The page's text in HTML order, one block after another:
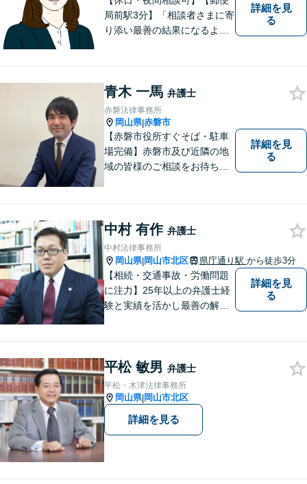
局前駅3分】「相談者さまに寄
り添い最善の結果になるよう
よる不当な取り調べや身体拘
束から、依頼者さまの利益を
守ります【完全個室相談】
詳細を見
る
青木 一馬 弁護士
赤磐法律事務所
岡山県|赤磐市
【赤磐市役所すぐそば・駐車
場完備】赤磐市及び近隣の地
域の皆様のご相談をお待ちし
詳細を見
る
中村 有作 弁護士
中村法律事務所
岡山県|岡山市北区 県庁通り駅 から徒歩3分
【相続・交通事故・労働問題
に注力】25年以上の弁護士経
験と実績を活かし最善の解決
詳細を見
る
平松 敏男 弁護士
平松・木津法律事務所
岡山県|岡山市北区
詳細を見る